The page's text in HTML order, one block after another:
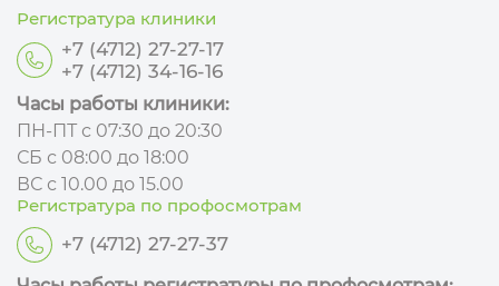
Регистратура клиники
+7 (4712) 27-27-17
+7 (4712) 34-16-16
Регистратура по профосмотрам
+7 (4712) 27-27-37
Часы работы клиники:
ПН-ПТ с 07:30 до 20:30
СБ с 08:00 до 18:00
ВС с 10.00 до 15.00